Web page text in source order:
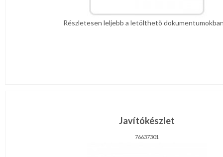
Részletesen leljebb a letölthetõ
Javítókészlet
76637301